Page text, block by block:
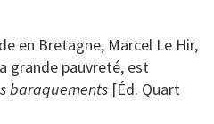
en Bretagne, Marcel Le Hir,
grande pauvreté, est
baraquements [Éd. Quart